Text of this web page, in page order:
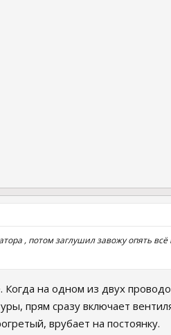
, потом заглушил завожу опять всё
на одном из двух
прям сразу включает
врубает на постоянку.